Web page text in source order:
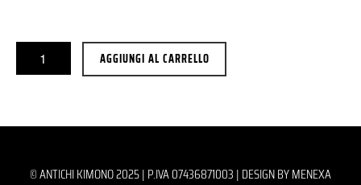
AGGIUNGI AL CARRELLO
© ANTICHI KIMONO 2025 | P.IVA 07436871003 | DESIGN BY MENEXA